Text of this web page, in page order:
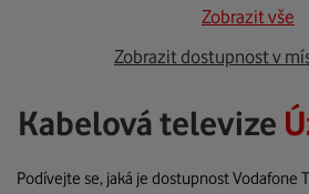
Zobrazit vše
Zobrazit dostupnost v
Kabelová televize
Podívejte se, jaká je dostupnost Vodafone